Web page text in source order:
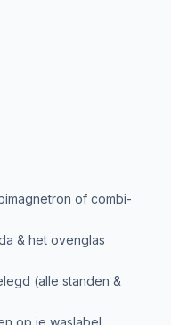
of combi-
& het ovenglas
(alle standen &
op je waslabel